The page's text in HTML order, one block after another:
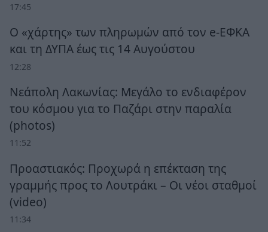
17:45
Ο «χάρτης» των πληρωμών από τον e-ΕΦΚΑ
και τη ΔΥΠΑ έως τις 14 Αυγούστου
12:28
Νεάπολη Λακωνίας: Μεγάλο το ενδιαφέρον
του κόσμου για το Παζάρι στην παραλία
(photos)
11:52
Προαστιακός: Προχωρά η επέκταση της
γραμμής προς το Λουτράκι – Οι νέοι σταθμοί
(video)
11:34